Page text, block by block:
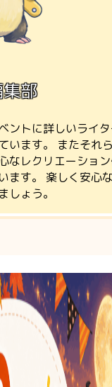
部
ントに詳しいライ
います。 またそれ
なレクリエーショ
ます。 楽しく安心
しょう。